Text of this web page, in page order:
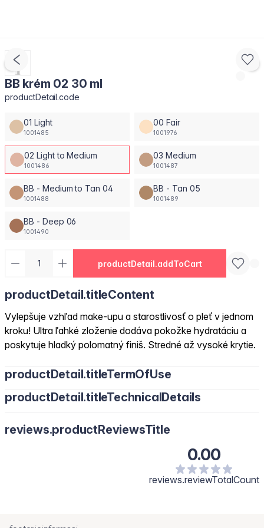
BB krém 02 30 ml
productDetail.code
01 Light
1001485
00 Fair
1001976
02 Light to Medium
1001486
03 Medium
1001487
BB - Medium to Tan 04
1001488
BB - Tan 05
1001489
BB - Deep 06
1001490
productDetail.addToCart
productDetail.titleContent
Vylepšuje vzhľad make-upu a starostlivosť o pleť v jednom
kroku! Ultra ľahké zloženie dodáva pokožke hydratáciu a
poskytuje hladký polomatný finiš. Stredné až vysoké krytie.
productDetail.titleTermOfUse
productDetail.titleTechnicalDetails
reviews.productReviewsTitle
0.00
reviews.reviewTotalCount